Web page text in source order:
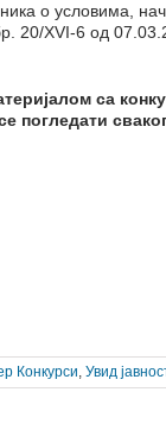
о условима,
20/XVI-6 од
са
погледати
Конкурси, Увид